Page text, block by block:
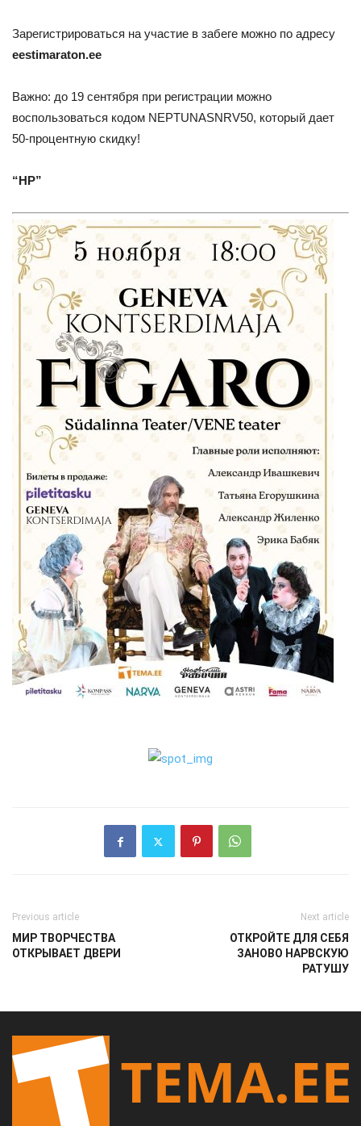
Зарегистрироваться на участие в забеге можно по адресу
eestimaraton.ee
Важно: до 19 сентября при регистрации можно
воспользоваться кодом NEPTUNASNRV50, который дает
50-процентную скидку!
“НР”
Previous article
МИР ТВОРЧЕСТВА
ОТКРЫВАЕТ ДВЕРИ
Next article
ОТКРОЙТЕ ДЛЯ СЕБЯ
ЗАНОВО НАРВСКУЮ
РАТУШУ